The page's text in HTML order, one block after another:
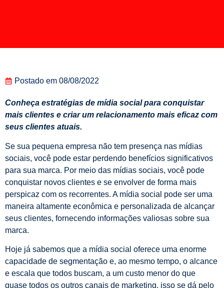
Postado em 08/08/2022
Conheça estratégias de mídia social para conquistar
mais clientes e criar um relacionamento mais eficaz com
seus clientes atuais.
Se sua pequena empresa não tem presença nas mídias
sociais, você pode estar perdendo benefícios significativos
para sua marca. Por meio das mídias sociais, você pode
conquistar novos clientes e se envolver de forma mais
perspicaz com os recorrentes. A mídia social pode ser uma
maneira altamente econômica e personalizada de alcançar
seus clientes, fornecendo informações valiosas sobre sua
marca.
Hoje já sabemos que a mídia social oferece uma enorme
capacidade de segmentação e, ao mesmo tempo, o alcance
e escala que todos buscam, a um custo menor do que
quase todos os outros canais de marketing. isso se dá pelo